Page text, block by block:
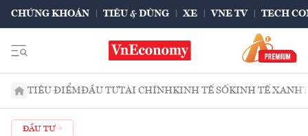
CHỨNG KHOÁN TIÊU & DÙNG XE VNE TV TECH
TIÊU ĐIỂMĐẦU TƯTÀI CHÍNHKINH TẾ SỐKINH TẾ XANH
ĐẦU TƯ